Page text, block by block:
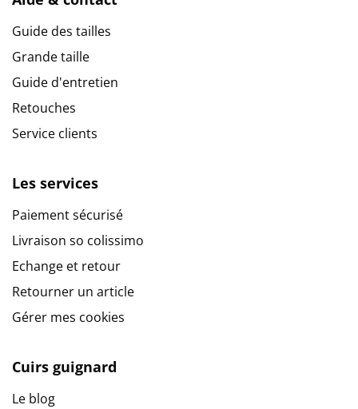
Guide des tailles
Grande taille
Guide d'entretien
Retouches
Service clients
Les services
Paiement sécurisé
Livraison so colissimo
Echange et retour
Retourner un article
Gérer mes cookies
Cuirs guignard
Le blog